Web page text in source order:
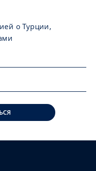
о Турции,